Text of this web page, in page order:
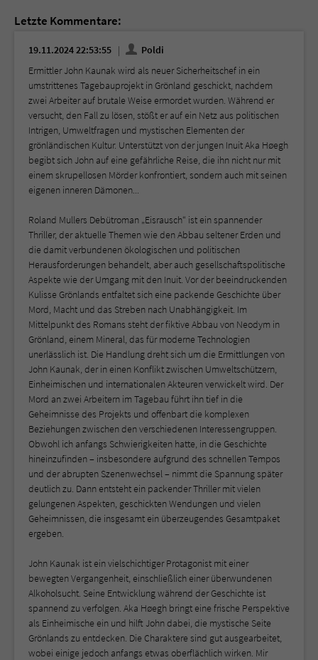
Letzte Kommentare:
19.11.2024 22:53:55
Poldi
Ermittler John Kaunak wird als neuer Sicherheitschef in ein
umstrittenes Tagebauprojekt in Grönland geschickt, nachdem
zwei Arbeiter auf brutale Weise ermordet wurden. Während er
versucht, den Fall zu lösen, stößt er auf ein Netz aus politischen
Intrigen, Umweltfragen und mystischen Elementen der
grönländischen Kultur. Unterstützt von der jungen Inuit Aka Høegh
begibt sich John auf eine gefährliche Reise, die ihn nicht nur mit
einem skrupellosen Mörder konfrontiert, sondern auch mit seinen
eigenen inneren Dämonen...
Roland Mullers Debütroman „Eisrausch“ ist ein spannender
Thriller, der aktuelle Themen wie den Abbau seltener Erden und
die damit verbundenen ökologischen und politischen
Herausforderungen behandelt, aber auch gesellschaftspolitische
Aspekte wie der Umgang mit den Inuit. Vor der beeindruckenden
Kulisse Grönlands entfaltet sich eine packende Geschichte über
Mord, Macht und das Streben nach Unabhängigkeit. Im
Mittelpunkt des Romans steht der fiktive Abbau von Neodym in
Grönland, einem Mineral, das für moderne Technologien
unerlässlich ist. Die Handlung dreht sich um die Ermittlungen von
John Kaunak, der in einen Konflikt zwischen Umweltschützern,
Einheimischen und internationalen Akteuren verwickelt wird. Der
Mord an zwei Arbeitern im Tagebau führt ihn tief in die
Geheimnisse des Projekts und offenbart die komplexen
Beziehungen zwischen den verschiedenen Interessengruppen.
Obwohl ich anfangs Schwierigkeiten hatte, in die Geschichte
hineinzufinden – insbesondere aufgrund des schnellen Tempos
und der abrupten Szenenwechsel – nimmt die Spannung später
deutlich zu. Dann entsteht ein packender Thriller mit vielen
gelungenen Aspekten, geschickten Wendungen und vielen
Geheimnissen, die insgesamt ein überzeugendes Gesamtpaket
ergeben.
John Kaunak ist ein vielschichtiger Protagonist mit einer
bewegten Vergangenheit, einschließlich einer überwundenen
Alkoholsucht. Seine Entwicklung während der Geschichte ist
spannend zu verfolgen. Aka Høegh bringt eine frische Perspektive
als Einheimische ein und hilft John dabei, die mystische Seite
Grönlands zu entdecken. Die Charaktere sind gut ausgearbeitet,
wobei einige jedoch anfangs etwas oberflächlich wirken. Mir